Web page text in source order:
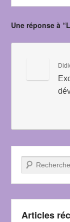
Une réponse à
Recherche
Articles